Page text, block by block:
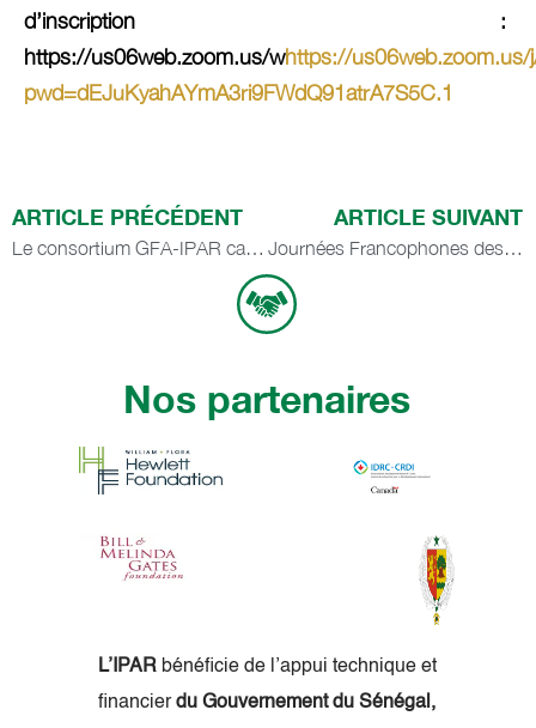
d’inscription :
https://us06web.zoom.us/whttps://
pwd=dEJuKyahAYmA3ri9FWdQ91atrA7S5C.1
ARTICLE PRÉCÉDENT
Le consortium GFA-IPAR capitalise les expériences du projet SEEN SUUF
ARTICLE SUIVANT
Journées Francophones des Agricultures Urbaines 2025 : un panel pour repenser le financement et l’ancrage territorial
Nos partenaires
L’IPARbénéficie de l’appui technique et
financierdu Gouvernement du Sénégal,